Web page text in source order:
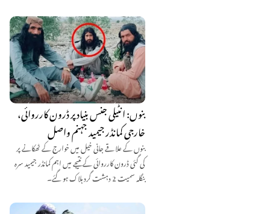
بنوں: انٹیلی جنس بنیاد پر ڈرون کارروائی،
خارجی کمانڈر جیمید جہنم واصل
بنوں کے علاقے جانی خیل میں خوارج کے ٹھکانے پر
کی گئی ڈرون کارروائی کے نتیجے میں اہم کمانڈر جیمید سرہ
بنگلہ سمیت 2 دہشت گرد ہلاک ہو گئے۔